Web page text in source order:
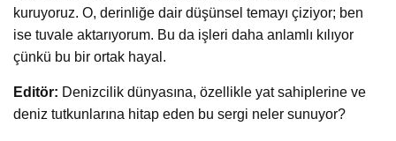
kuruyoruz. O, derinliğe dair düşünsel temayı çiziyor; ben
ise tuvale aktarıyorum. Bu da işleri daha anlamlı kılıyor
çünkü bu bir ortak hayal.
Editör: Denizcilik dünyasına, özellikle yat sahiplerine ve
deniz tutkunlarına hitap eden bu sergi neler sunuyor?